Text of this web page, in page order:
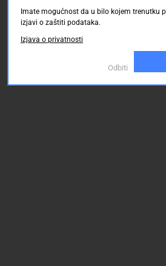
Imate mogućnost da u bilo kojem trenutku
izjavi o zaštiti podataka.
Izjava o privatnosti
Odbiti